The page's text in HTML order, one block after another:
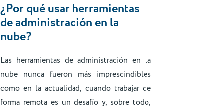
¿Por qué usar herramientas
de administración en la
nube?
Las herramientas de administración en la
nube nunca fueron más imprescindibles
como en la actualidad, cuando trabajar de
forma remota es un desafío y, sobre todo,